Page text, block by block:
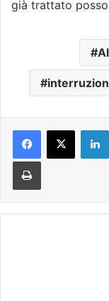
già trattato